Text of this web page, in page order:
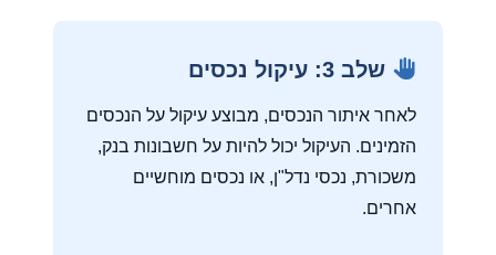
שלב 3: עיקול נכסים
לאחר איתור הנכסים, מבוצע עיקול על הנכסים
הזמינים. העיקול יכול להיות על חשבונות בנק,
משכורת, נכסי נדל"ן, או נכסים מוחשיים
אחרים.